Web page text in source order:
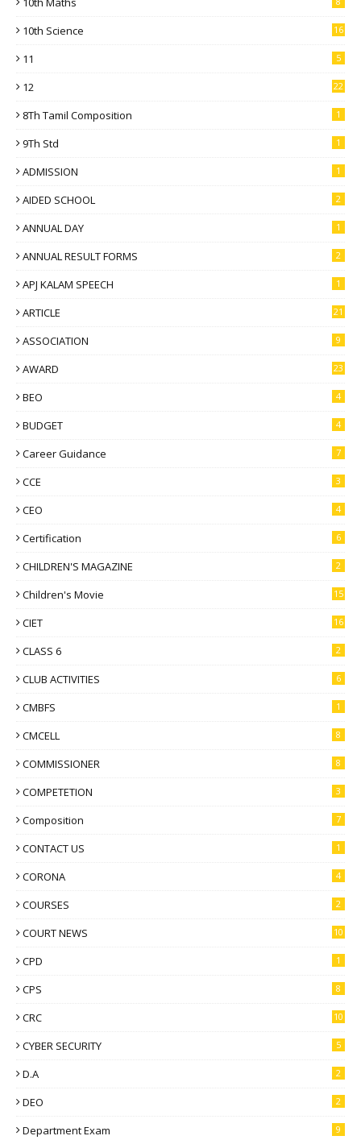
10th Science 16
11 5
12 22
8Th Tamil Composition 1
9Th Std 1
ADMISSION 1
AIDED SCHOOL 2
ANNUAL DAY 1
ANNUAL RESULT FORMS 2
APJ KALAM SPEECH 1
ARTICLE 21
ASSOCIATION 9
AWARD 23
BEO 4
BUDGET 4
Career Guidance 7
CCE 3
CEO 4
Certification 6
CHILDREN'S MAGAZINE 2
Children's Movie 15
CIET 16
CLASS 6 2
CLUB ACTIVITIES 6
CMBFS 1
CMCELL 8
COMMISSIONER 8
COMPETETION 3
Composition 7
CONTACT US 1
CORONA 4
COURSES 2
COURT NEWS 10
CPD 1
CPS 8
CRC 10
CYBER SECURITY 5
D.A 2
DEO 2
Department Exam 9